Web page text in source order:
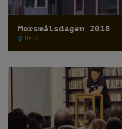
Morsmålsdagen 2018
Oslo